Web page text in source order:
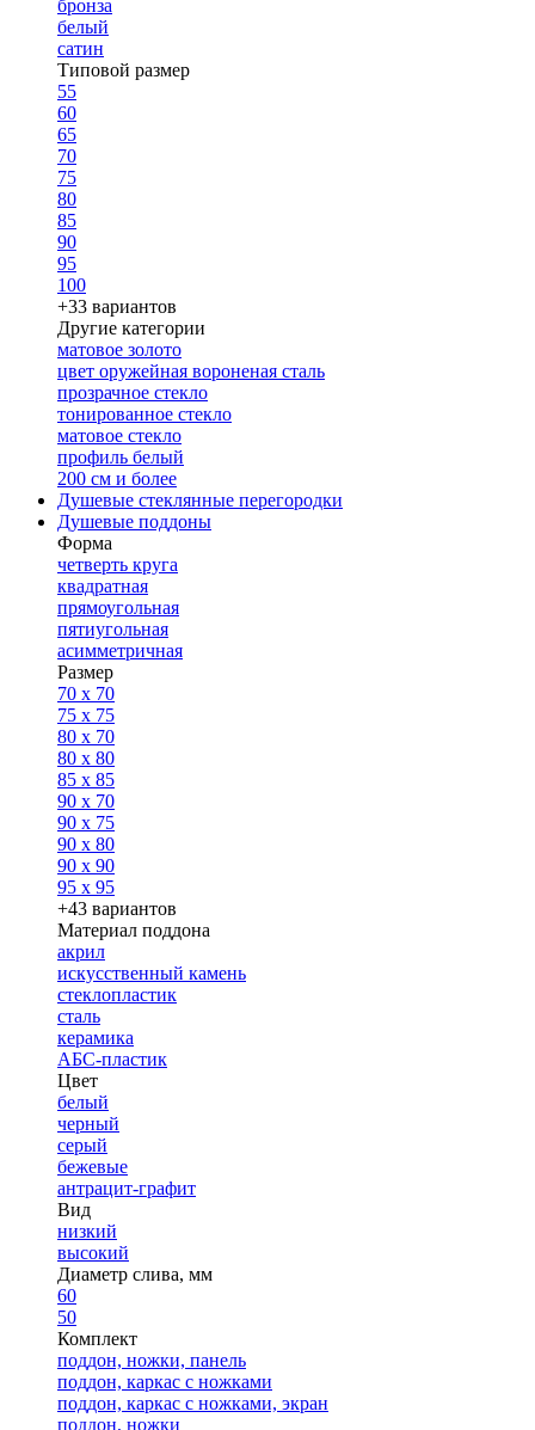
бронза
белый
сатин
Типовой размер
55
60
65
70
75
80
85
90
95
100
+33 вариантов
Другие категории
матовое золото
цвет оружейная вороненая сталь
прозрачное стекло
тонированное стекло
матовое стекло
профиль белый
200 см и более
Душевые стеклянные перегородки
Душевые поддоны
Форма
четверть круга
квадратная
прямоугольная
пятиугольная
асимметричная
Размер
70 x 70
75 x 75
80 x 70
80 x 80
85 x 85
90 x 70
90 x 75
90 x 80
90 x 90
95 x 95
+43 вариантов
Материал поддона
акрил
искусственный камень
стеклопластик
сталь
керамика
АБС-пластик
Цвет
белый
черный
серый
бежевые
антрацит-графит
Вид
низкий
высокий
Диаметр слива, мм
60
50
Комплект
поддон, ножки, панель
поддон, каркас с ножками
поддон, каркас с ножками, экран
поддон, ножки